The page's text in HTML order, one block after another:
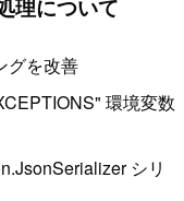
理について
グを改善
環境変数
シリ